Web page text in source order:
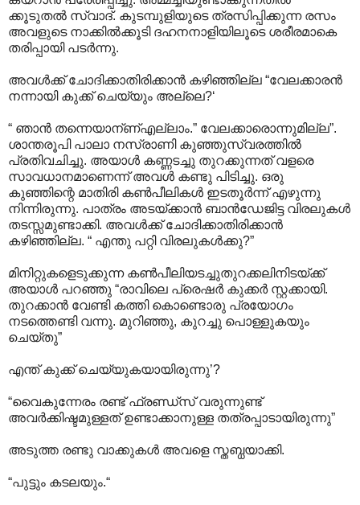
ക്കൂടുതല്‍ സ്വാദ്. കുടമ്പുളിയുടെ ത്രസിപ്പിക്കുന്ന രസം
അവളുടെ നാക്കില്‍ക്കൂടി ദഹനനാളിയിലൂടെ ശരീരമാകെ
തരി‍പ്പായി പടര്‍ന്നു.
അവള്‍ക്ക് ചോദിക്കാതിരിക്കാന്‍ കഴിഞ്ഞില്ല “വേലക്കാരന്‍
നന്നായി കുക്ക് ചെയ്യും അല്ലെ?‘
“ ഞാന്‍ തന്നെയാന്ണ്എല്ലാം.” വേലക്കാരൊന്നുമില്ല”.
ശാന്തരൂപി പാലാ നസ്രാണി കുഞ്ഞുസ്വരത്തില്‍
പ്രതിവചിച്ചു. അയാള്‍ കണ്ണടച്ചു തുറക്കുന്നത് വളരെ
സാവധാനമാണെന്ന് അവള്‍ കണ്ടു പിടിച്ചു. ഒരു
കുഞ്ഞിന്റെ മാതിരി കണ്‍പീലികള്‍ ഇടതൂര്‍ന്ന് എഴുന്നു
നിന്നിരുന്നു. പാത്രം അടയ്ക്കാന്‍ ബാന്‍ഡേജിട്ട വിരലുകള്‍
തടസ്സമുണ്ടാക്കി. അവള്‍ക്ക് ചോദിക്കാതിരിക്കാന്‍
കഴിഞ്ഞില്ല. “ എന്തു പറ്റി വിരലുകള്‍ക്കു?”
മിനിറ്റുകളെടുക്കുന്ന കണ്‍പീലിയടച്ചുതുറക്കലിനിടയ്ക്ക്
അയാള്‍ പറഞ്ഞു “രാവിലെ പ്രെഷര്‍ കുക്കര്‍ സ്റ്റക്കായി.
തുറക്കാന്‍ വേണ്ടി കത്തി കൊണ്ടൊരു പ്രയോഗം
നടത്തെണ്ടി വന്നു. മുറിഞ്ഞു, കുറച്ചു പൊള്ളുകയും
ചെയ്തു”
എന്ത് കുക്ക് ചെയ്യുകയായിരുന്നു’?
“വൈകുന്നേരം രണ്ട് ഫ്രണ്ഡ്സ് വരുന്നുണ്ട്
അവര്‍ക്കിഷ്ടമുള്ളത് ഉണ്ടാക്കാനുള്ള തത്രപ്പാടായിരുന്നു”
അടുത്ത രണ്ടു വാക്കുകള്‍‍ അവളെ സ്തബ്ധയാക്കി.
“പുട്ടും കടലയും.“